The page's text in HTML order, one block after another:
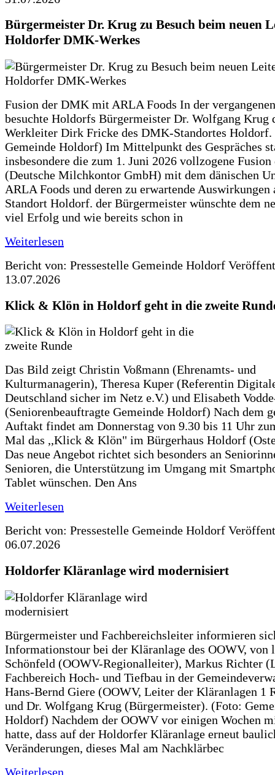
Bürgermeister Dr. Krug zu Besuch beim neuen
Holdorfer DMK-Werkes
Fusion der DMK mit ARLA Foods In der
besuchte Holdorfs Bürgermeister Dr. Wolfgang Krug
Werkleiter Dirk Fricke des DMK-Standortes Holdorf.
Gemeinde Holdorf) Im Mittelpunkt des Gespräches
insbesondere die zum 1. Juni 2026 vollzogene
(Deutsche Milchkontor GmbH) mit dem dänischen
ARLA Foods und deren zu erwartende Auswirkungen
Standort Holdorf. der Bürgermeister wünschte dem
viel Erfolg und wie bereits schon in
Weiterlesen
Bericht von: Pressestelle Gemeinde Holdorf
13.07.2026
Klick & Klön in Holdorf geht in die zweite
Das Bild zeigt Christin Voßmann (Ehrenamts- und
Kulturmanagerin), Theresa Kuper (Referentin
Deutschland sicher im Netz e.V.) und Elisabeth
(Seniorenbeauftragte Gemeinde Holdorf) Nach dem
Auftakt findet am Donnerstag von 9.30 bis 11 Uhr
Mal das ,,Klick & Klön" im Bürgerhaus Holdorf
Das neue Angebot richtet sich besonders an
Senioren, die Unterstützung im Umgang mit
Tablet wünschen. Den Ans
Weiterlesen
Bericht von: Pressestelle Gemeinde Holdorf
06.07.2026
Holdorfer Kläranlage wird modernisiert
Bürgermeister und Fachbereichsleiter informieren
Informationstour bei der Kläranlage des OOWV, von
Schönfeld (OOWV-Regionalleiter), Markus Richter
Fachbereich Hoch- und Tiefbau in der
Hans-Bernd Giere (OOWV, Leiter der Kläranlagen 1
und Dr. Wolfgang Krug (Bürgermeister). (Foto:
Holdorf) Nachdem der OOWV vor einigen Wochen
hatte, dass auf der Holdorfer Kläranlage erneut
Veränderungen, dieses Mal am Nachklärbec
Weiterlesen